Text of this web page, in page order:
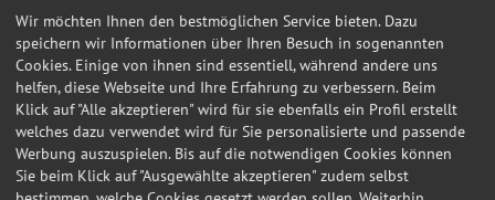
Wir möchten Ihnen den bestmöglichen Service bieten. Dazu
speichern wir Informationen über Ihren Besuch in sogenannten
Cookies. Einige von ihnen sind essentiell, während andere uns
helfen, diese Webseite und Ihre Erfahrung zu verbessern. Beim
Klick auf "Alle akzeptieren" wird für sie ebenfalls ein Profil erstellt
welches dazu verwendet wird für Sie personalisierte und passende
Werbung auszuspielen. Bis auf die notwendigen Cookies können
Sie beim Klick auf "Ausgewählte akzeptieren" zudem selbst